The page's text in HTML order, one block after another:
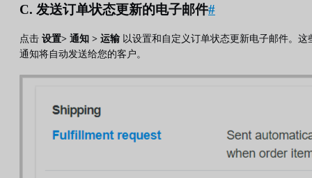
C. 发送订单状态更新的电子邮件#
点击 设置> 通知 > 运输 以设置和自定义订单状态更新电子邮件。这
通知将自动发送给您的客户。